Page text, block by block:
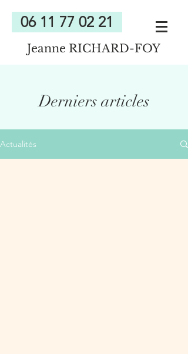
06 11 77 02 21
Jeanne RICHARD-FOY
Derniers articles
Actualités